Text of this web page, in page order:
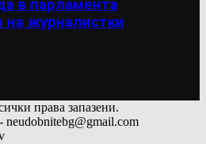
в парламента
на журналистки
права запазени.